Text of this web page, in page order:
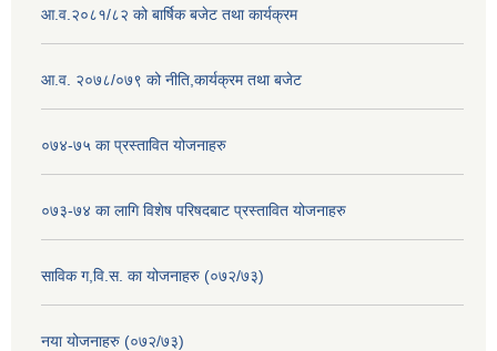
आ.व.२०८१/८२ को बार्षिक बजेट तथा कार्यक्रम
आ.व. २०७८/०७९ को नीति,कार्यक्रम तथा बजेट
०७४-७५ का प्रस्तावित योजनाहरु
०७३-७४ का लागि विशेष परिषदबाट प्रस्तावित योजनाहरु
साविक ग,वि.स. का योजनाहरु (०७२/७३)
नया योजनाहरु (०७२/७३)